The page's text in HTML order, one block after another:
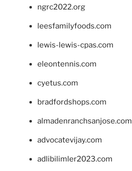
ngrc2022.org
leesfamilyfoods.com
lewis-lewis-cpas.com
eleontennis.com
cyetus.com
bradfordshops.com
almadenranchsanjose.com
advocatevijay.com
adlibilimler2023.com